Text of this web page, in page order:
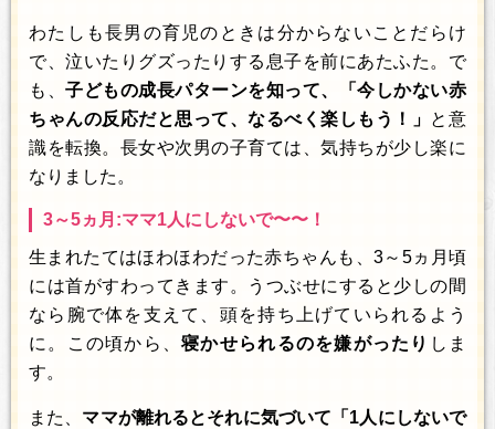
わたしも長男の育児のときは分からないことだらけ
で、泣いたりグズったりする息子を前にあたふた。で
も、子どもの成長パターンを知って、「今しかない赤
ちゃんの反応だと思って、なるべく楽しもう！」 と意
識を転換。長女や次男の子育ては、気持ちが少し楽に
なりました。
3～5ヵ月:ママ1人にしないで〜〜！
生まれたてはほわほわだった赤ちゃんも、3～5ヵ月頃
には首がすわってきます。うつぶせにすると少しの間
なら腕で体を支えて、頭を持ち上げていられるよう
に。この頃から、寝かせられるのを嫌がったり しま
す。
また、 ママが離れるとそれに気づいて「1人にしないで